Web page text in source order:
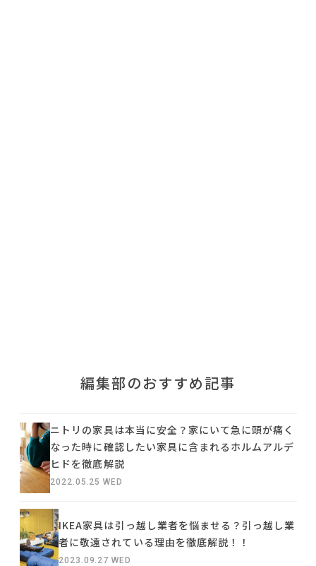
編集部のおすすめ記事
ニトリの家具は本当に安全？家にいて急に頭が痛く
なった時に確認したい家具に含まれるホルムアルデ
ヒドを徹底解説
2022.05.25 WED
IKEA家具は引っ越し業者を悩ませる？引っ越し業
者に敬遠されている理由を徹底解説！！
2023.09.27 WED